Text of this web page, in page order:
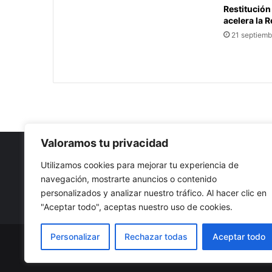
Valoramos tu privacidad
Utilizamos cookies para mejorar tu experiencia de
navegación, mostrarte anuncios o contenido
personalizados y analizar nuestro tráfico. Al hacer clic en
"Aceptar todo", aceptas nuestro uso de cookies.
Personalizar Rechazar todas Aceptar todo
acelera la
21
Nuestro propósito: Compartir opinión, actualidad y noticias
con la mejor calidad y sin censura.